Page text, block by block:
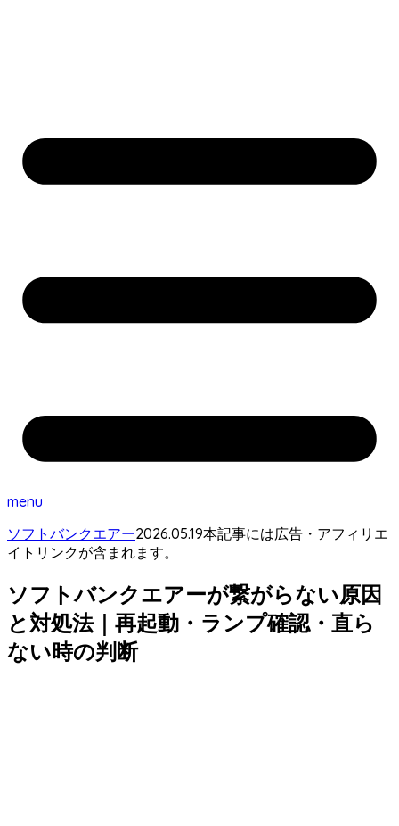
menu
ソフトバンクエアー2026.05.19本記事には広告・アフィリエ
イトリンクが含まれます。
ソフトバンクエアーが繋がらない原因
と対処法｜再起動・ランプ確認・直ら
ない時の判断